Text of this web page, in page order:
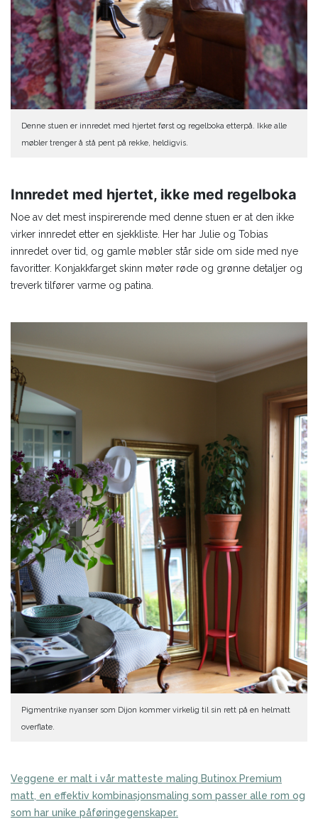
Denne stuen er innredet med hjertet først og regelboka etterpå. Ikke alle
møbler trenger å stå pent på rekke, heldigvis.
Innredet med hjertet, ikke med regelboka
Noe av det mest inspirerende med denne stuen er at den ikke
virker innredet etter en sjekkliste. Her har Julie og Tobias
innredet over tid, og gamle møbler står side om side med nye
favoritter. Konjakkfarget skinn møter røde og grønne detaljer og
treverk tilfører varme og patina.
Pigmentrike nyanser som Dijon kommer virkelig til sin rett på en helmatt
overflate.
Veggene er malt i vår matteste maling Butinox Premium
matt, en effektiv kombinasjonsmaling som passer alle rom og
som har unike påføringegenskaper.